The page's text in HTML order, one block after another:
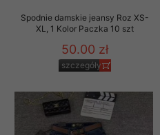
Spodnie damskie jeansy Roz XS-
XL, 1 Kolor Paczka 10 szt
50.00 zł
szczegóły